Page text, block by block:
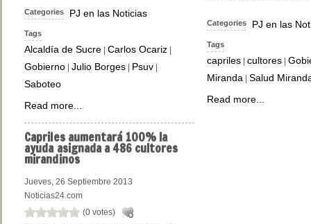
Categories PJ en las Noticias
Tags
Alcaldía de Sucre | Carlos Ocariz |
Gobierno | Julio Borges | Psuv |
Saboteo
Read more...
Categories PJ en las
Tags
capriles |cultores |
Miranda |Salud
Read more...
Caprilesaumentará 100% la
ayuda asignada a 486 cultores
mirandinos
Jueves, 26 Septiembre 2013
Noticias24.com
(0 votes)